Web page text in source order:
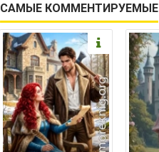
САМЫЕ КОММЕНТИРУЕМЫЕ